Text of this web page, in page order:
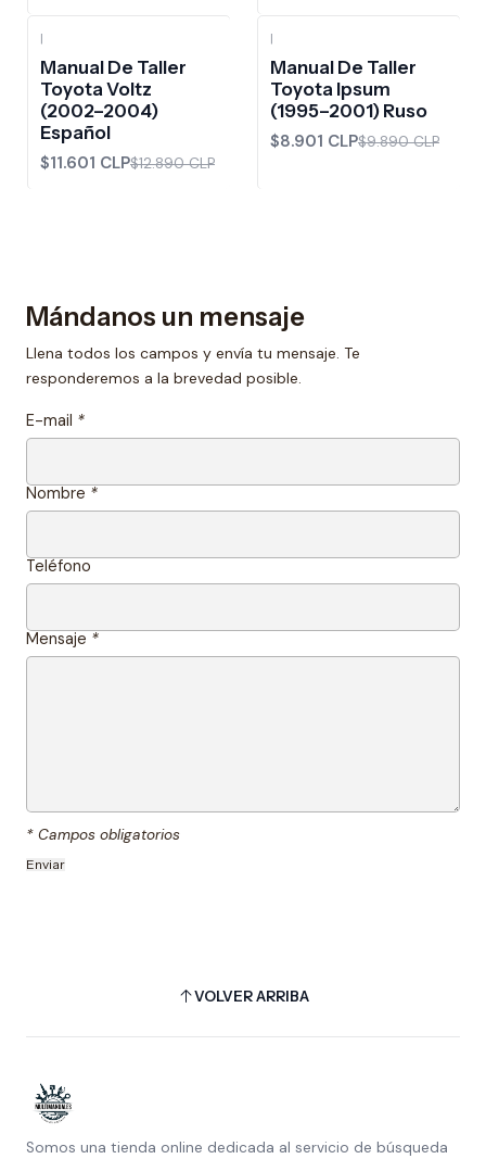
|
Manual De Taller
Toyota Voltz
(2002–2004)
Español
$11.601 CLP$12.890 CLP
|
Manual De Taller
Toyota Ipsum
(1995–2001) Ruso
$8.901 CLP$9.890 CLP
Mándanos un mensaje
Llena todos los campos y envía tu mensaje. Te
responderemos a la brevedad posible.
E-mail *
Nombre *
Teléfono
Mensaje *
* Campos obligatorios
VOLVER ARRIBA
Somos una tienda online dedicada al servicio de búsqueda